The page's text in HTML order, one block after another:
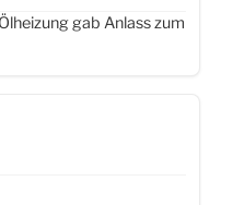
gab Anlass zum